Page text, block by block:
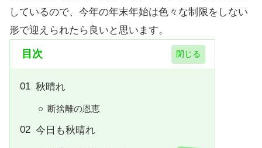
しているので、今年の年末年始は色々な制限をしない
形で迎えられたら良いと思います。
目次
秋晴れ
断捨離の恩恵
今日も秋晴れ